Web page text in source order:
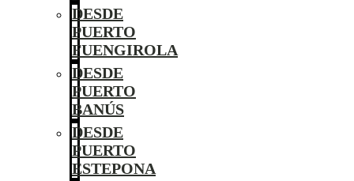
DESDE
PUERTO
FUENGIROLA
DESDE
PUERTO
BANÚS
DESDE
PUERTO
ESTEPONA